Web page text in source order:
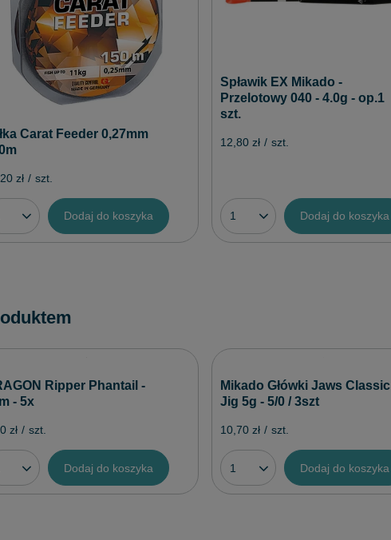
Carat Feeder 0,27mm
zł / szt.
Dodaj do koszyka
Spławik EX Mikado -
Przelotowy 040 - 4.0g - op.1
szt.
12,80 zł / szt.
Dodaj do koszyka
Ripper Phantail -
- 5x
zł / szt.
Dodaj do koszyka
Mikado Główki Jaws Classic
Jig 5g - 5/0 / 3szt
10,70 zł / szt.
Dodaj do koszyka